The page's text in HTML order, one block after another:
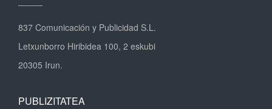
837 Comunicación y Publicidad S.L.
Letxunborro Hiribidea 100, 2 eskubi
20305 Irun.
PUBLIZITATEA